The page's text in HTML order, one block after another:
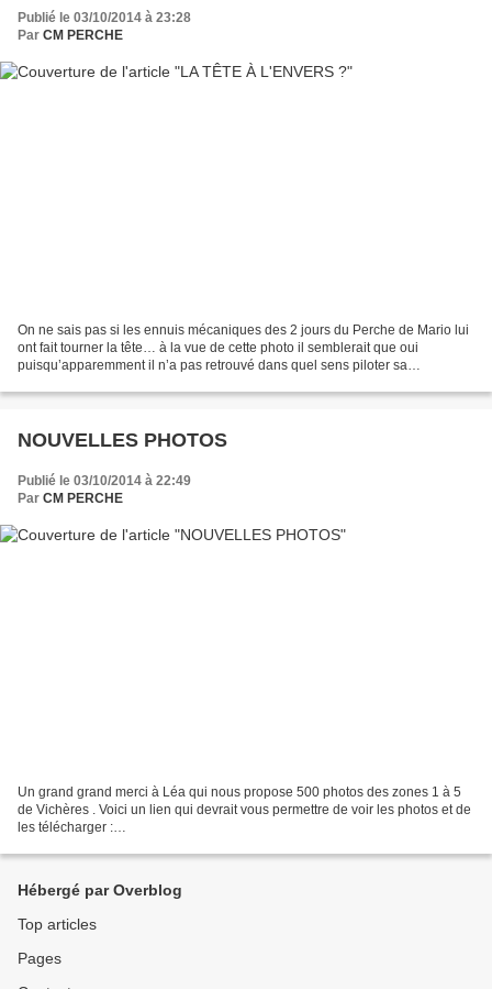
Publié le 03/10/2014 à 23:28
Par CM PERCHE
On ne sais pas si les ennuis mécaniques des 2 jours du Perche de Mario lui
ont fait tourner la tête… à la vue de cette photo il semblerait que oui
puisqu’apparemment il n’a pas retrouvé dans quel sens piloter sa
NOUVELLES PHOTOS
Publié le 03/10/2014 à 22:49
Par CM PERCHE
Un grand grand merci à Léa qui nous propose 500 photos des zones 1 à 5
de Vichères . Voici un lien qui devrait vous permettre de voir les photos et de
les télécharger :
refid=13 Voici quelques...
Hébergé par Overblog
Top articles
Pages